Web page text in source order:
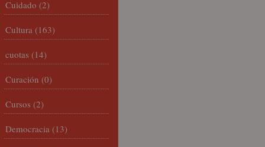
Cuidado (2)
Cultura (163)
cuotas (14)
Curación (0)
Cursos (2)
Democracia (13)